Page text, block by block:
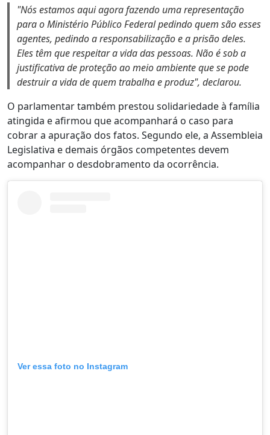
"Nós estamos aqui agora fazendo uma representação
para o Ministério Público Federal pedindo quem são esses
agentes, pedindo a responsabilização e a prisão deles.
Eles têm que respeitar a vida das pessoas. Não é sob a
justificativa de proteção ao meio ambiente que se pode
destruir a vida de quem trabalha e produz", declarou.
O parlamentar também prestou solidariedade à família
atingida e afirmou que acompanhará o caso para
cobrar a apuração dos fatos. Segundo ele, a Assembleia
Legislativa e demais órgãos competentes devem
acompanhar o desdobramento da ocorrência.
Ver essa foto no Instagram